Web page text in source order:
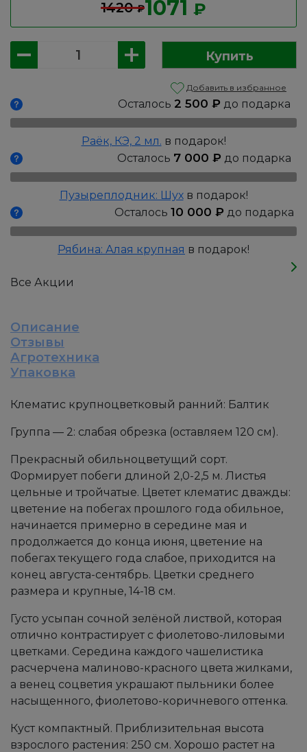
1420₽1071 ₽
Количество
товара
Балтик,
Р9
Купить
Добавить в избранное
Осталось 2 500 ₽ до подарка
Раёк, КЭ, 2 мл. в подарок!
Осталось 7 000 ₽ до подарка
Пузыреплодник: Шухв подарок!
Осталось 10 000 ₽ до подарка
Рябина: Алая крупная в подарок!
Все Акции
Описание
Отзывы
Агротехника
Упаковка
Клематис крупноцветковый ранний: Балтик
Группа — 2: слабая обрезка (оставляем 120 см).
Прекрасный обильноцветущий сорт.
Формирует побеги длиной 2,0-2,5 м. Листья
цельные и тройчатые. Цветет клематис дважды:
цветение на побегах прошлого года обильное,
начинается примерно в середине мая и
продолжается до конца июня, цветение на
побегах текущего года слабое, приходится на
конец августа-сентябрь. Цветки среднего
размера и крупные, 14-18 см.
Густо усыпан сочной зелёной листвой, которая
отлично контрастирует с фиолетово-лиловыми
цветками. Середина каждого чашелистика
расчерчена малиново-красного цвета жилками,
а венец соцветия украшают пыльники более
насыщенного, фиолетово-коричневого оттенка.
Куст компактный. Приблизительная высота
взрослого растения: 250 см. Хорошо растет на